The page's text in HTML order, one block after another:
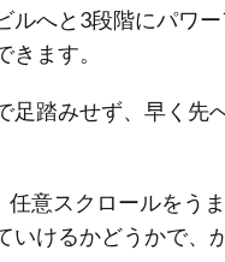
へと3段階にパワ
ます。
足踏みせず、早く
任意スクロールを
いけるかどうかで、